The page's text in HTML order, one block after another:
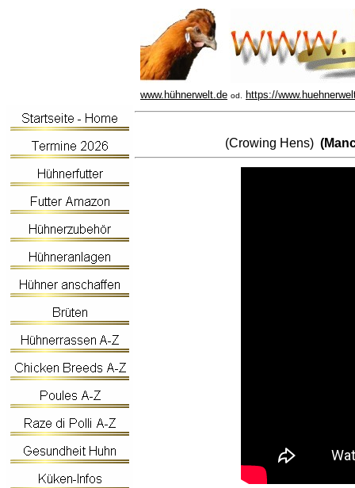
www.hühnerwelt.de od. https://
(Crowing Hens)